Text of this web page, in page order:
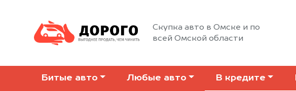
Скупка авто в Омске и по
всей Омской области
Битые авто Любые авто В кредите